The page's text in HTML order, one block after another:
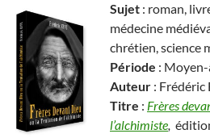
Sujet : roman,
médecine
chrétien, science
Période :
Auteur : Frédéric
Titre : Frères
l’alchimiste,